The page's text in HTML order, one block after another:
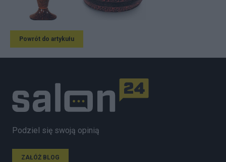
Powrót do artykułu
Podziel się swoją opinią
ZAŁÓŻ BLOG